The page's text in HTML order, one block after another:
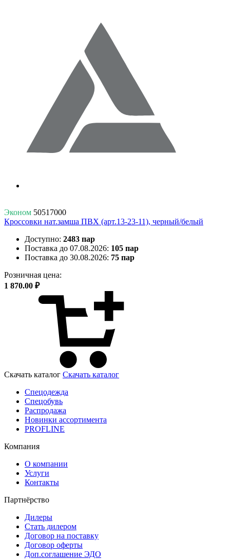
Эконом 50517000
Кроссовки нат.замша ПВХ (арт.13-23-11), черный/белый
Доступно: 2483 пар
Поставка до 07.08.2026: 105 пар
Поставка до 30.08.2026: 75 пар
Розничная цена:
1 870.00 ₽
Скачать каталог Скачать каталог
Спецодежда
Спецобувь
Распродажа
Новинки ассортимента
PROFLINE
Компания
О компании
Услуги
Контакты
Партнёрство
Дилеры
Стать дилером
Договор на поставку
Договор оферты
Доп.соглашение ЭДО